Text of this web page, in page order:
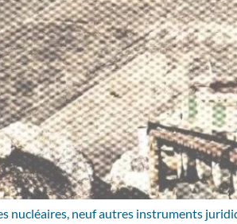
nucléaires, neuf autres instruments